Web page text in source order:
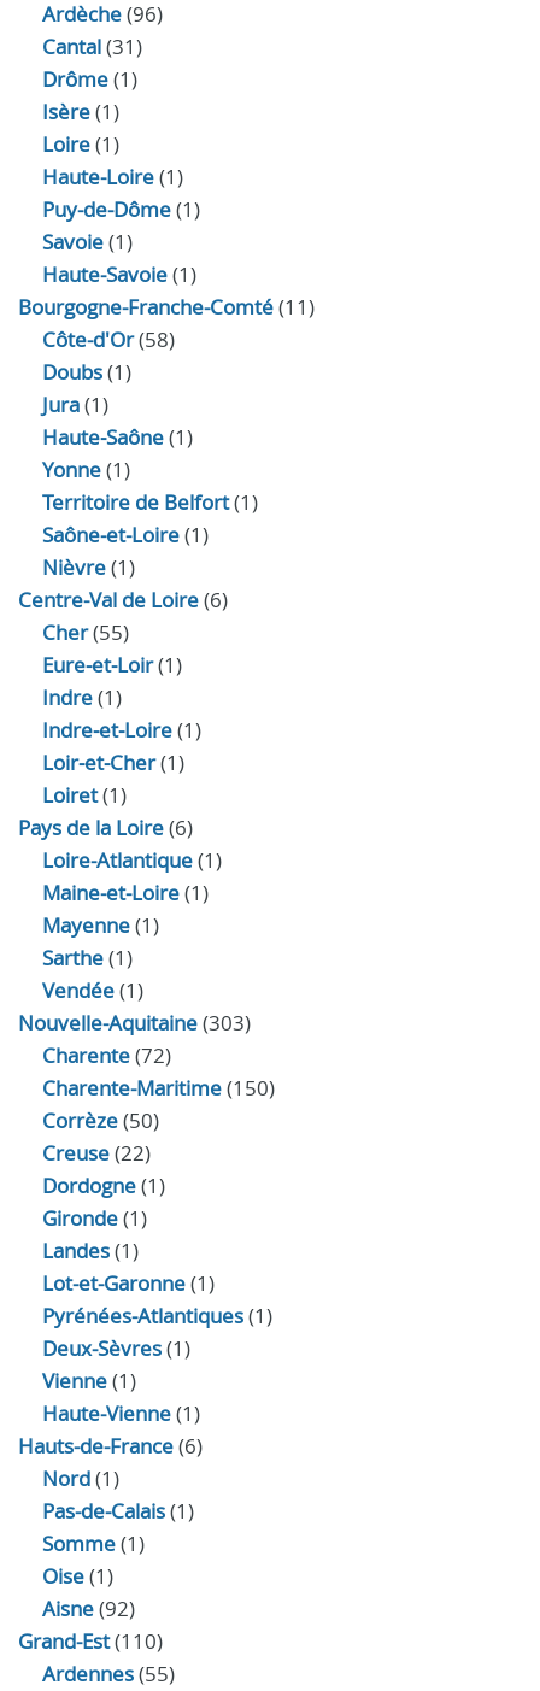
Ardèche(96)
Cantal(31)
Drôme(1)
Isère(1)
Loire(1)
Haute-Loire(1)
Puy-de-Dôme(1)
Savoie(1)
Haute-Savoie(1)
Bourgogne-Franche-Comté(11)
Côte-d'Or(58)
Doubs(1)
Jura(1)
Haute‑Saône(1)
Yonne(1)
Territoire de Belfort(1)
Saône-et-Loire(1)
Nièvre(1)
Centre-Val de Loire(6)
Cher(55)
Eure‑et‑Loir(1)
Indre(1)
Indre‑et‑Loire(1)
Loir‑et‑Cher(1)
Loiret(1)
Pays de la Loire(6)
Loire-Atlantique(1)
Maine-et-Loire(1)
Mayenne(1)
Sarthe(1)
Vendée(1)
Nouvelle-Aquitaine(303)
Charente(72)
Charente-Maritime(150)
Corrèze(50)
Creuse(22)
Dordogne(1)
Gironde(1)
Landes(1)
Lot-et-Garonne(1)
Pyrénées-Atlantiques(1)
Deux-Sèvres(1)
Vienne(1)
Haute-Vienne(1)
Hauts-de-France(6)
Nord(1)
Pas-de-Calais(1)
Somme(1)
Oise(1)
Aisne(92)
Grand-Est(110)
Ardennes(55)